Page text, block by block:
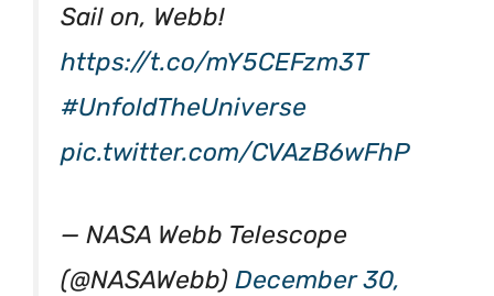
Sail on, Webb!
https://t.co/mY5CEFzm3T
#UnfoldTheUniverse
pic.twitter.com/CVAzB6wFhP
— NASA Webb Telescope
(@NASAWebb) December 30,